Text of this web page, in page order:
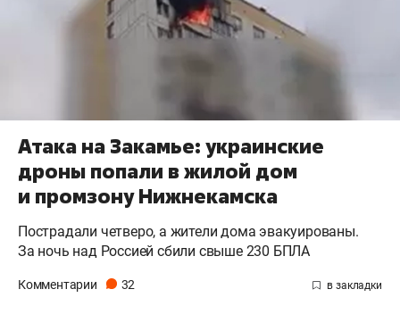
Атака на Закамье: украинские
дроны попали в жилой дом
и промзону Нижнекамска
Пострадали четверо, а жители дома эвакуированы.
За ночь над Россией сбили свыше 230 БПЛА
Комментарии 32